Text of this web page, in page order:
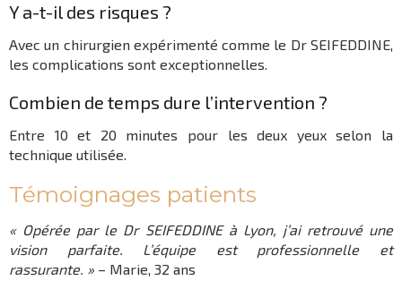
Y a-t-il des risques ?
Avec un chirurgien expérimenté comme le Dr SEIFEDDINE,
les complications sont exceptionnelles.
Combien de temps dure l’intervention ?
Entre 10 et 20 minutes pour les deux yeux selon la
technique utilisée.
Témoignages patients
« Opérée par le Dr SEIFEDDINE à Lyon, j’ai retrouvé une
vision parfaite. L’équipe est professionnelle et
rassurante. » – Marie, 32 ans